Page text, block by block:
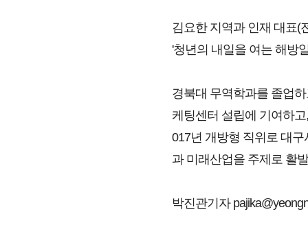
김요한 지역과 인재 대표(
'청년의 내일을 여는 해방
경북대 무역학과를 졸업
케팅센터 설립에 기여하
017년 개방형 직위로 대
과 미래산업을 주제로 활
박진관기자